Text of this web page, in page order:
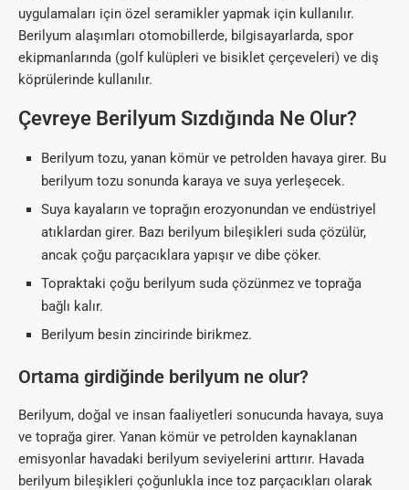
uygulamaları için özel seramikler yapmak için kullanılır.
Berilyum alaşımları otomobillerde, bilgisayarlarda, spor
ekipmanlarında (golf kulüpleri ve bisiklet çerçeveleri) ve diş
köprülerinde kullanılır.
Çevreye Berilyum Sızdığında Ne Olur?
Berilyum tozu, yanan kömür ve petrolden havaya girer. Bu
berilyum tozu sonunda karaya ve suya yerleşecek.
Suya kayaların ve toprağın erozyonundan ve endüstriyel
atıklardan girer. Bazı berilyum bileşikleri suda çözülür,
ancak çoğu parçacıklara yapışır ve dibe çöker.
Topraktaki çoğu berilyum suda çözünmez ve toprağa
bağlı kalır.
Berilyum besin zincirinde birikmez.
Ortama girdiğinde berilyum ne olur?
Berilyum, doğal ve insan faaliyetleri sonucunda havaya, suya
ve toprağa girer. Yanan kömür ve petrolden kaynaklanan
emisyonlar havadaki berilyum seviyelerini arttırır. Havada
berilyum bileşikleri çoğunlukla ince toz parçacıkları olarak